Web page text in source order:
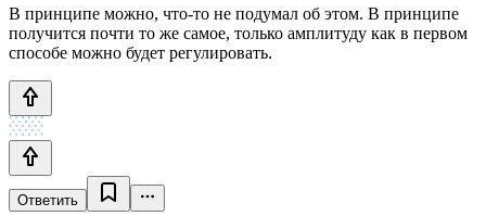
В принципе можно, что-то не подумал об этом. В принципе
получится почти то же самое, только амплитуду как в первом
способе можно будет регулировать.
Ответить